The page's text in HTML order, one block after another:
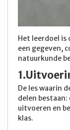
Het leerdoel
een gegeven,
natuurkunde
De les waarin
delen
uitvoeren en
klas.